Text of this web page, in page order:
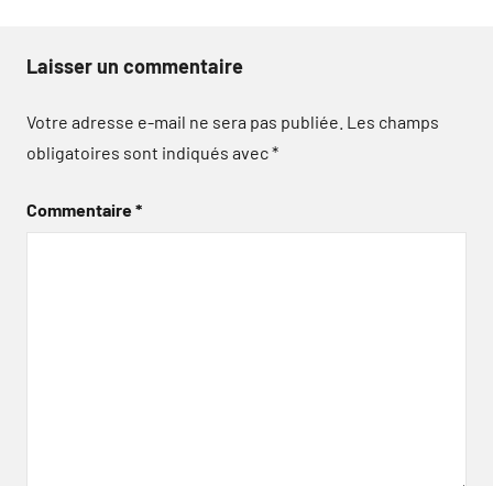
Laisser un commentaire
Votre adresse e-mail ne sera pas publiée. Les champs
obligatoires sont indiqués avec*
Commentaire*